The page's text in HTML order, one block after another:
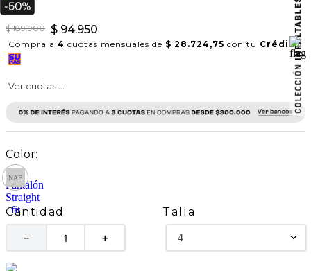
$ 189.900 $ 94.950
Compra a 4 cuotas mensuales de $ 28.724,75 con tu Crédito
Ver cuotas ...
Cantidad
＋
－
Talla
4